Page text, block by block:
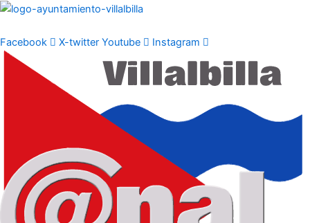
Ir
contenido
Facebook X-twitter Youtube Instagram